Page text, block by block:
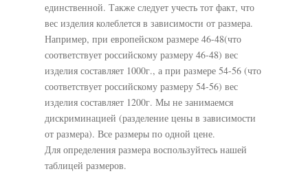
единственной. Также следует учесть тот факт, что
вес изделия колеблется в зависимости от размера.
Например, при европейском размере 46-48(что
соответствует российскому размеру 46-48) вес
изделия составляет 1000г., а при размере 54-56 (что
соответствует российскому размеру 54-56) вес
изделия составляет 1200г. Мы не занимаемся
дискриминацией (разделение цены в зависимости
от размера). Все размеры по одной цене.
Для определения размера воспользуйтесь нашей
таблицей размеров.